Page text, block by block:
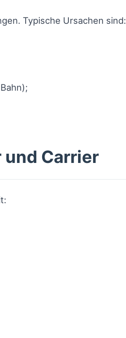
Typische Ursachen sind:
Carrier